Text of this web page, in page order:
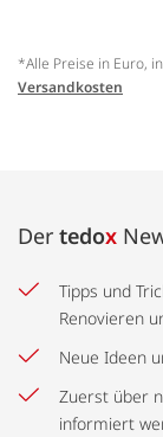
*Alle Preise in Euro,
Versandkosten
Der tedox
Tipps und
Renovieren
Neue Ideen
Zuerst über
informiert